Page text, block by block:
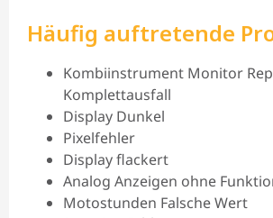
Häufig auftretende
Kombiinstrument Monitor
Komplettausfall
Display Dunkel
Pixelfehler
Display flackert
Analog Anzeigen ohne
Motostunden Falsche Wert